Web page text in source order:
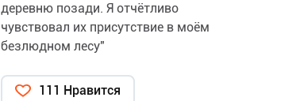
деревню позади. Я отчётливо
чувствовал их присутствие в моём
безлюдном лесу"
111 Нравится